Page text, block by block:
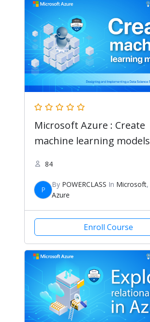
Microsoft Azure : Create
machine learning models
84
P
By POWERCLASS In Microsoft,
Azure
Enroll Course